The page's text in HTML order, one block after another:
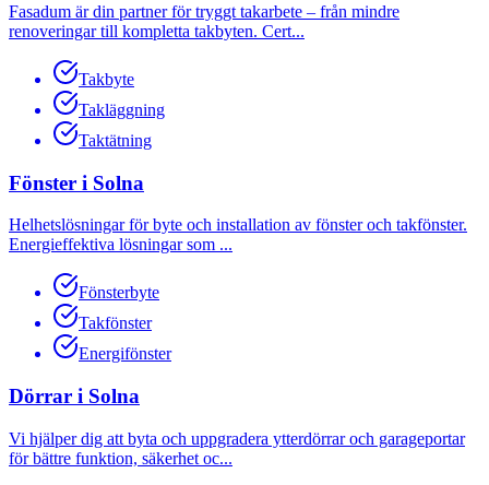
Fasadum är din partner för tryggt takarbete – från mindre
renoveringar till kompletta takbyten. Cert...
Takbyte
Takläggning
Taktätning
Fönster i Solna
Helhetslösningar för byte och installation av fönster och takfönster.
Energieffektiva lösningar som ...
Fönsterbyte
Takfönster
Energifönster
Dörrar i Solna
Vi hjälper dig att byta och uppgradera ytterdörrar och garageportar
för bättre funktion, säkerhet oc...